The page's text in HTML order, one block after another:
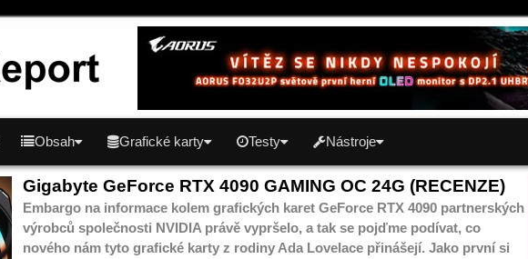
Obsah Grafické karty Testy Nástroje
Gigabyte GeForce RTX 4090 GAMING OC 24G (RECENZE)
Embargo na informace kolem grafických karet GeForce RTX 4090 partnerských
výrobců společnosti NVIDIA právě vypršelo, a tak se pojďme podívat, co
nového nám tyto grafické karty z rodiny Ada Lovelace přinášejí. Jako první si